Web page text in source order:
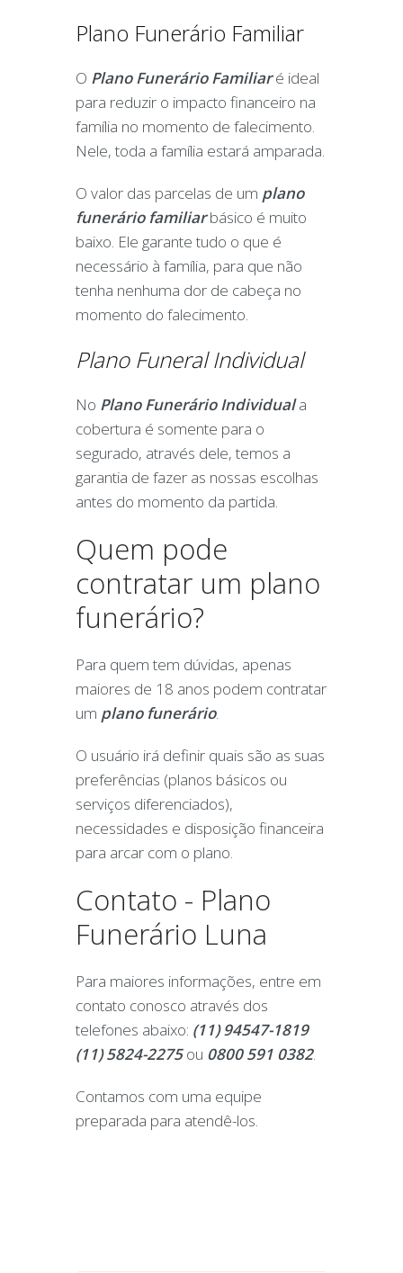
Plano Funerário Familiar
O Plano Funerário Familiaré ideal
para reduzir o impacto financeiro na
família no momento de falecimento.
Nele, toda a família estará amparada.
O valor das parcelas de um plano
funerário familiarbásico é muito
baixo. Ele garante tudo o que é
necessário à família, para que não
tenha nenhuma dor de cabeça no
momento do falecimento.
Plano Funeral Individual
No Plano Funerário Individuala
cobertura é somente para o
segurado, através dele, temos a
garantia de fazer as nossas escolhas
antes do momento da partida.
Quem pode
contratar um plano
funerário?
Para quem tem dúvidas, apenas
maiores de 18 anos podem contratar
um plano funerário.
O usuário irá definir quais são as suas
preferências (planos básicos ou
serviços diferenciados),
necessidades e disposição financeira
para arcar com o plano.
Contato - Plano
Funerário Luna
Para maiores informações, entre em
contato conosco através dos
telefones abaixo: (11) 94547-1819
(11) 5824-2275ou 0800 591 0382.
Contamos com uma equipe
preparada para atendê-los.